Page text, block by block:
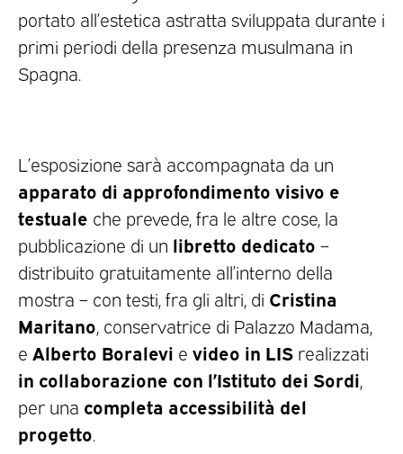
portato all’estetica astratta sviluppata durante i
primi periodi della presenza musulmana in
Spagna.
L’esposizione sarà accompagnata da un
apparato di approfondimento visivo e
testuale che prevede, fra le altre cose, la
pubblicazione di un libretto dedicato –
distribuito gratuitamente all’interno della
mostra – con testi, fra gli altri, di Cristina
Maritano , conservatrice di Palazzo Madama,
e Alberto Boralevi e video in LIS realizzati
in collaborazione con l’Istituto dei Sordi
per una completa accessibilità del
progetto